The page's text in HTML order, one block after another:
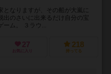
なりますが、その船が大嵐に
出のさいに出来るだけ自分の宝
ーム。 ３ラウ...
27
お気に入り
218
持ってる